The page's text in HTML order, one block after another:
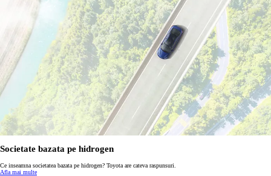
Societate bazata pe hidrogen
Ce inseamna societatea bazata pe hidrogen? Toyota are cateva raspunsuri.
Afla mai multe